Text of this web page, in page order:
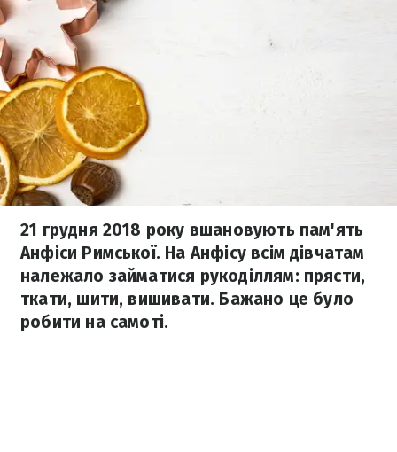
21 грудня 2018 року вшановують пам'ять
Анфіси Римської. На Анфісу всім дівчатам
належало займатися рукоділлям: прясти,
ткати, шити, вишивати. Бажано це було
робити на самоті.